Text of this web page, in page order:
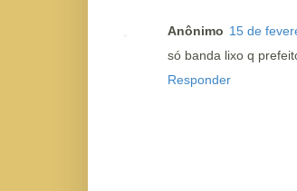
Anônimo 15 de
só banda lixo q
Responder